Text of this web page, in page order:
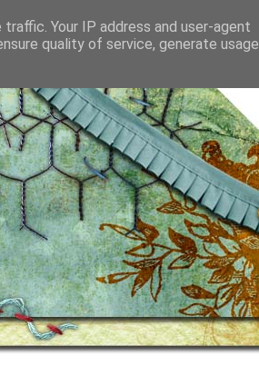
Your IP address and user-agent
quality of service, generate usage